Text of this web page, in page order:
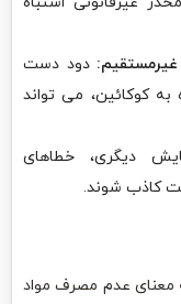
دود دست
کوکائین، می تواند
دیگری، خطاهای
کاذب شوند.
معنای عدم مصرف مواد